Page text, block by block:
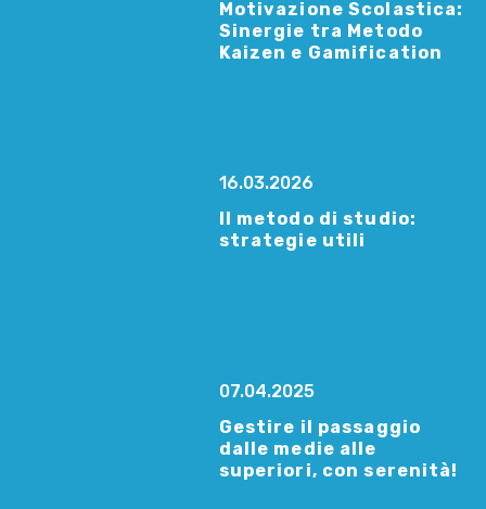
Motivazione Scolastica:
Sinergie tra Metodo
Kaizen e Gamification
16.03.2026
Il metodo di studio:
strategie utili
07.04.2025
Gestire il passaggio
dalle medie alle
superiori, con serenità!